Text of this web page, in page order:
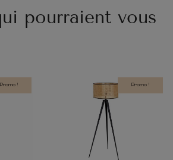
pourraient vous
Promo ! Promo !